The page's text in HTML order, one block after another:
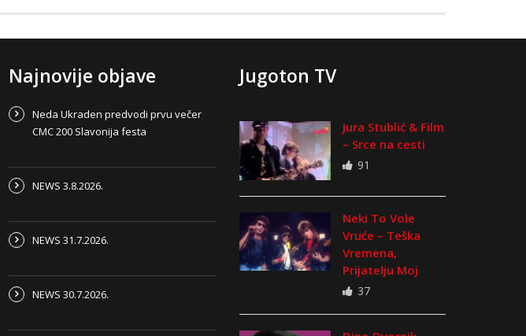
Najnovije objave
Neda Ukraden predvodi prvu večer
CMC 200 Slavonija festa
NEWS 3.8.2026.
NEWS 31.7.2026.
NEWS 30.7.2026.
Jugoton TV
Jura Stublić & Film
– Srce na cesti
91
Neki To Vole
Vruće – Teška
Vremena,
Prijatelju Moj
37